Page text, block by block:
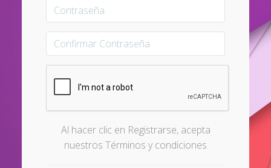
Al hacer clic en Registrarse, acepta
nuestros Términos y condiciones